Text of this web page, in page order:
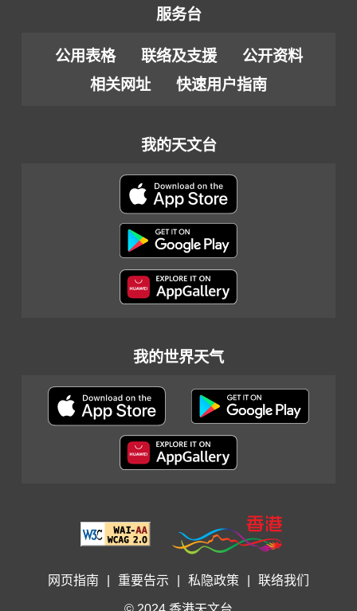
服务台
公用表格 联络及支援
公开资料
相关网址
快速用户指南
我的天文台
我的世界天气
网页指南 重要告示 私隐政策 联络我们